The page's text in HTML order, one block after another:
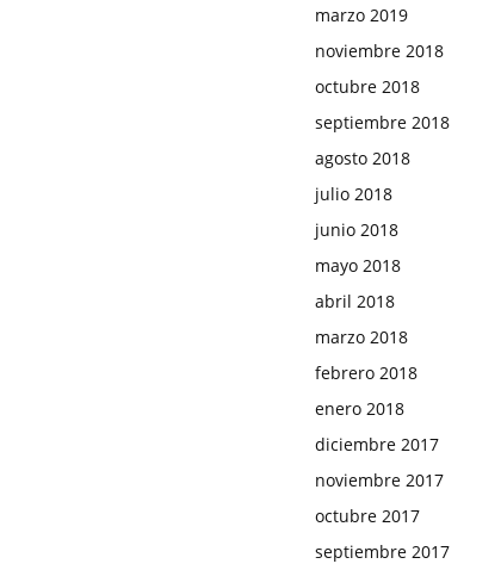
marzo 2019
noviembre 2018
octubre 2018
septiembre 2018
agosto 2018
julio 2018
junio 2018
mayo 2018
abril 2018
marzo 2018
febrero 2018
enero 2018
diciembre 2017
noviembre 2017
octubre 2017
septiembre 2017